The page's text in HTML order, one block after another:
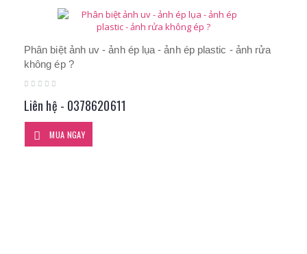
Phân biệt ảnh uv - ảnh ép lụa - ảnh ép plastic - ảnh rửa
không ép ?
Liên hệ - 0378620611
MUA NGAY